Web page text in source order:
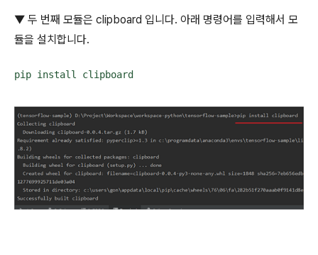
▼ 두 번째 모듈은 clipboard 입니다. 아래 명령어를 입력해서 모
듈을 설치합니다.
pip install clipboard